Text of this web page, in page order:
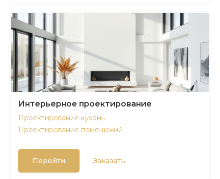
Интерьерное проектирование
Проектирование кухонь
Проектирование помещений
Перейти Заказать